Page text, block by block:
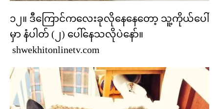
၁၂။ ဒီကြောင်ကလေးခုလိုနေနေတော့ သူ့ကိုယ်ပေါ်
မှာ နံပါတ် (၂) ပေါ်နေသလိုပဲနော်။
shwekhitonlinetv.com